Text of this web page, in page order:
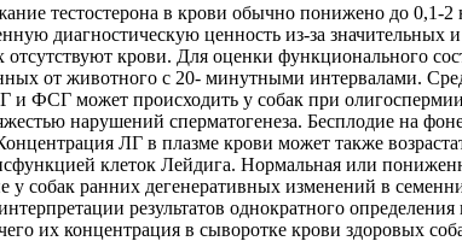
тестостерона в крови обычно понижено до 0,1-
диагностическую ценность из-за
крови. Для оценки функционального
от животного с 20- минутными интервалами.
ФСГ может происходить у собак при
нарушений сперматогенеза. Бесплодие на
ЛГ в плазме крови может также
клеток Лейдига. Нормальная или
у собак ранних дегенеративных изменений в
результатов однократного
их концентрация в сыворотке крови здоровых